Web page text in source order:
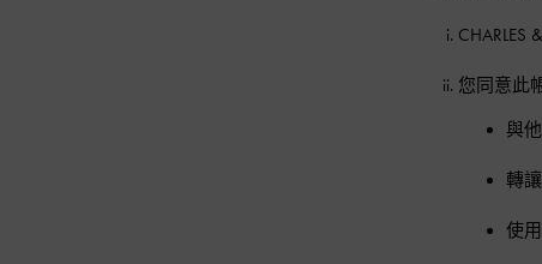
您同意此
與
轉
使